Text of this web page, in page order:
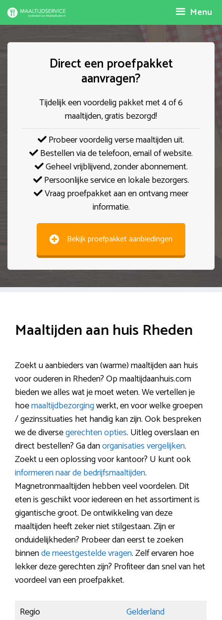
Spring
naar
Menu
Direct een proefpakket
aanvragen?
Tijdelijk een voordelig pakket met 4 of 6
maaltijden, gratis bezorgd!
Probeer voordelig verse maaltijden uit.
Bestellen via de telefoon, email of website.
Geheel vrijblijvend, zonder abonnement.
Persoonlijke service en lokale bezorgers.
Vraag proefpakket aan en ontvang meer
informatie.
Bekijk proefpakket aanbiedingen
Maaltijden aan huis Rheden
Zoekt u aanbieders van (warme) maaltijden aan huis
voor ouderen in Rheden? Op maaltijdaanhuis.com
bieden we alles wat je moet weten. We vertellen je
hoemaaltijdbezorgingwerkt, en voor welke groepen
/ gezinssituaties het handig kan zijn. Ook bespreken
we de diversegerechten opties. Uitleg overslaan en
direct bestellen? Ga danorganisaties vergelijken.
Zoekt u een oplossing voor kantoor? U kunt ook
informeren naar de bedrijfsmaaltijden.
Magnetronmaaltijden hebben veel voordelen. Dit
eten is geschikt voor iedereen en het assortiment is
gigantische groot. De ontwikkeling van deze
maaltijden heeft zeker niet stilgestaan. Zijn er
onduidelijkheden? Probeer dan eerst te zoeken
binnende meestgestelde vragen. Zelf ervaren hoe
lekker deze gerechten zijn? Profiteer dan snel van het
voordeel van een proefpakket.
Regio
Gelderland